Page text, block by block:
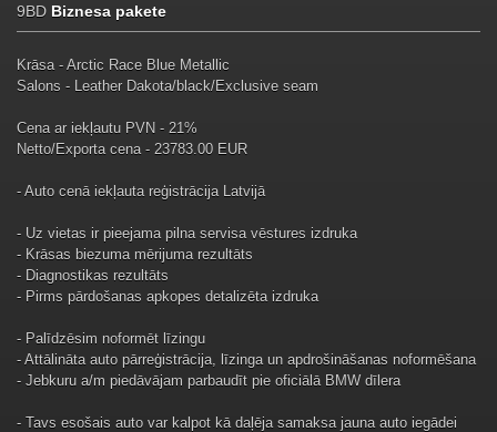
9BD Biznesa pakete
Krāsa - Arctic Race Blue Metallic
Salons - Leather Dakota/black/Exclusive seam
Cena ar iekļautu PVN - 21%
Netto/Exporta cena - 23783.00 EUR
- Auto cenā iekļauta reģistrācija Latvijā
- Uz vietas ir pieejama pilna servisa vēstures izdruka
- Krāsas biezuma mērijuma rezultāts
- Diagnostikas rezultāts
- Pirms pārdošanas apkopes detalizēta izdruka
- Palīdzēsim noformēt līzingu
- Attālināta auto pārreģistrācija, līzinga un apdrošināšanas noformēšana
- Jebkuru a/m piedāvājam parbaudīt pie oficiālā BMW dīlera
- Tavs esošais auto var kalpot kā daļēja samaksa jauna auto iegādei